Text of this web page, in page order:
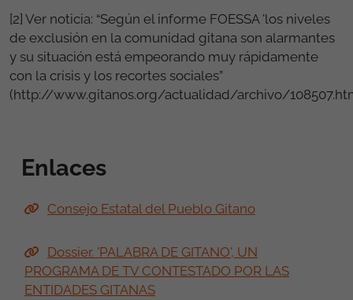
[2] Ver noticia: “Según el informe FOESSA 'los niveles
de exclusión en la comunidad gitana son alarmantes
y su situación está empeorando muy rápidamente
con la crisis y los recortes sociales”
(http://www.gitanos.org/actualidad/archivo/
Enlaces
Consejo Estatal del Pueblo Gitano
Dossier. 'PALABRA DE GITANO', UN
PROGRAMA DE TV CONTESTADO POR LAS
ENTIDADES GITANAS